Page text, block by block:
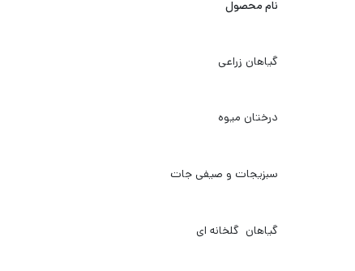
نام محصول
گیاهان زراعی
درختان میوه
سبزیجات و صیفی جات
گیاهان گلخانه ای